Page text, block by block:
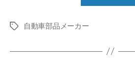
タ
自動車部品メーカー